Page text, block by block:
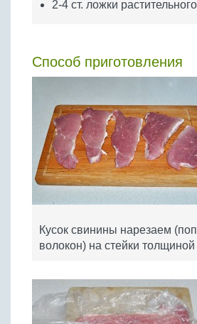
2-4 ст. ложки
Способ приготовления
Кусок свинины нарезаем
волокон) на стейки